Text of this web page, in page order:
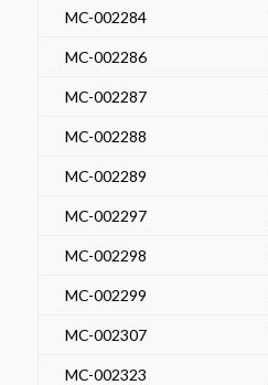
MC-002284
MC-002286
MC-002287
MC-002288
MC-002289
MC-002297
MC-002298
MC-002299
MC-002307
MC-002323